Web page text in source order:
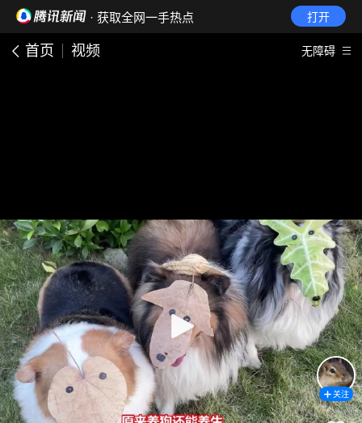
· 获取全网一手热点 打开
首页 视频 无障碍
关注